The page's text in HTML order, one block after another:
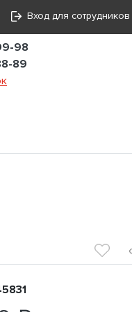
Вход для сотрудников
98
89